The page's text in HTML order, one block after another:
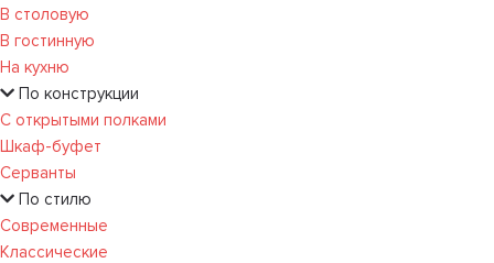
В столовую
В гостинную
На кухню
По конструкции
С открытыми полками
Шкаф-буфет
Серванты
По стилю
Современные
Классические